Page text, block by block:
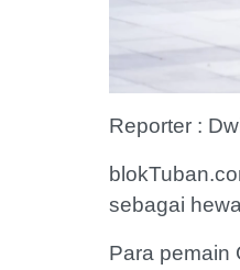
Reporter :
sebagai
Para pemain